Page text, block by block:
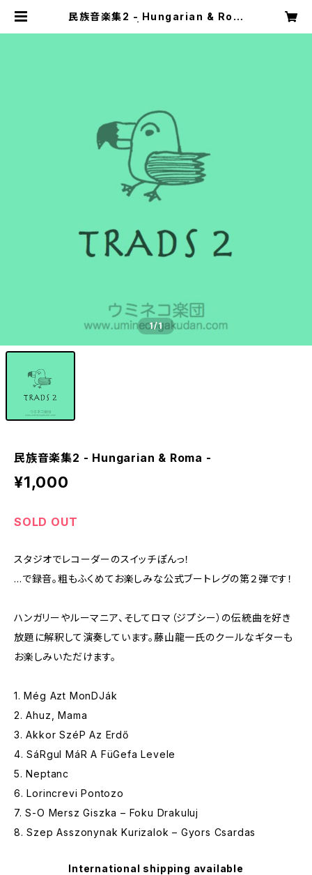
民族音楽集2 - Hungarian & Rom
1/1
民族音楽集2 - Hungarian & Roma -
¥1,000
SOLD OUT
スタジオでレコーダーのスイッチぽんっ！
…で録音。粗もふくめてお楽しみな公式ブートレグの第２弾です！
ハンガリーやルーマニア、そしてロマ（ジプシー）の伝統曲を好き
放題に解釈して演奏しています。藤山龍一氏のクールなギターも
お楽しみいただけます。
1. Még Azt MonDJák
2. Ahuz, Mama
3. Akkor SzéP Az Erdő
4. SáRgul MáR A FüGefa Levele
5. Neptanc
6. Lorincrevi Pontozo
7. S-O Mersz Giszka – Foku Drakuluj
8. Szep Asszonynak Kurizalok – Gyors Csardas
International shipping available